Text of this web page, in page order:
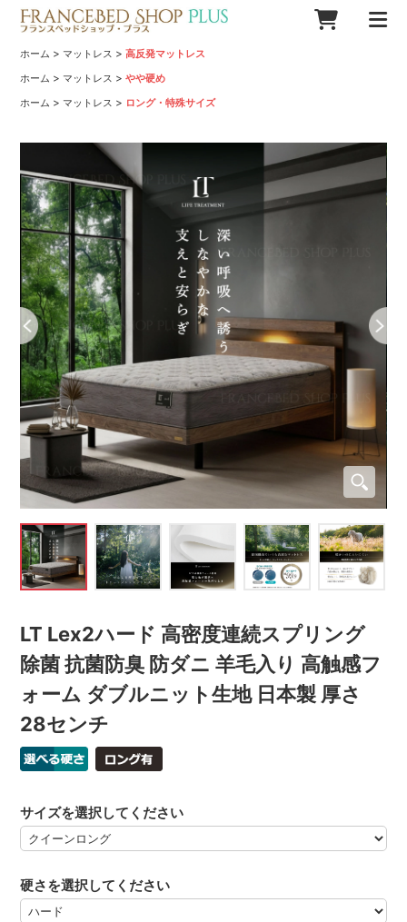
ホーム > マットレス >高反発マットレス
ホーム > マットレス >やや硬め
ホーム > マットレス > ロング・特殊サイズ
LT Lex2ハード 高密度連続スプリング
除菌 抗菌防臭 防ダニ 羊毛入り 高触感フ
ォーム ダブルニット生地 日本製 厚さ
28センチ
サイズを選択してください
硬さを選択してください